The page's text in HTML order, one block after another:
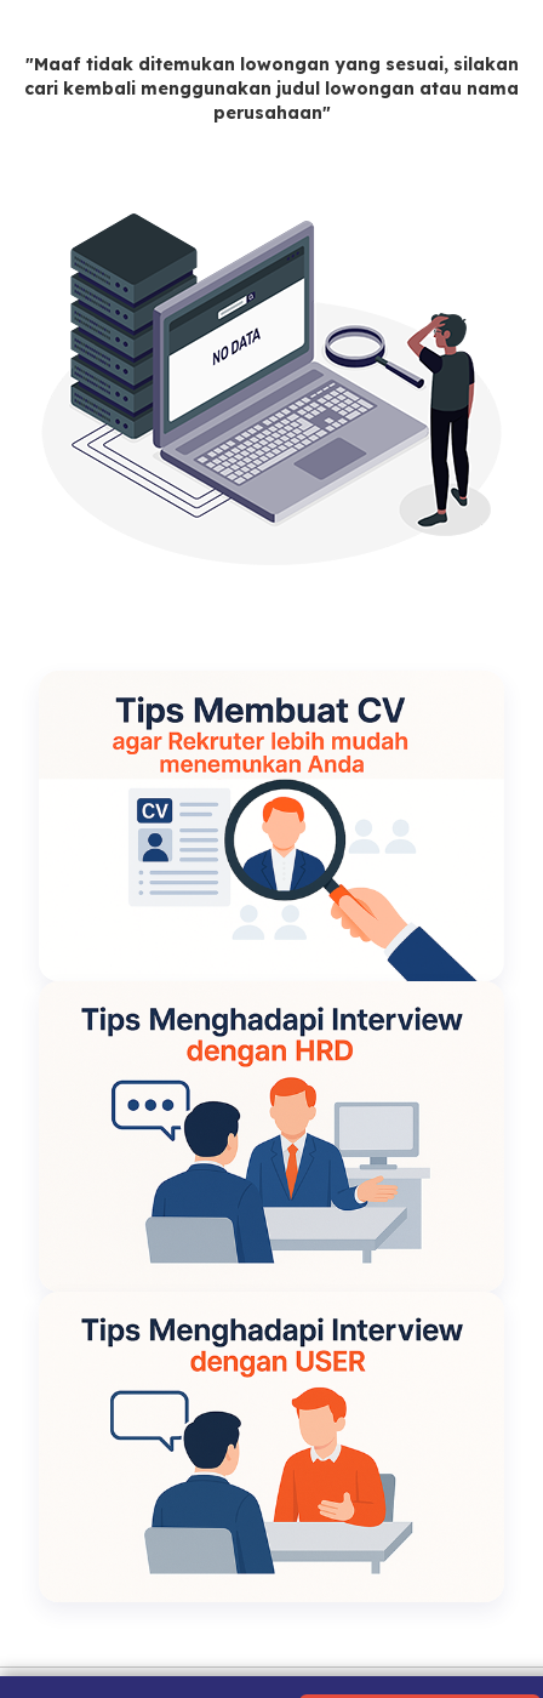
"Maaf tidak ditemukan lowongan yang sesuai, silakan
cari kembali menggunakan judul lowongan atau nama
perusahaan"
Kebijakan Privasi|Tentang Kami|